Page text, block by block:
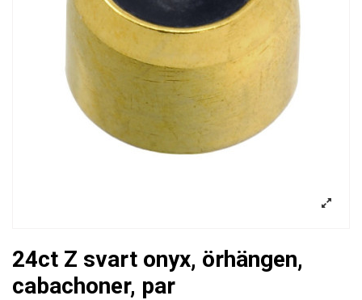
24ct Z svart onyx, örhängen,
cabachoner, par